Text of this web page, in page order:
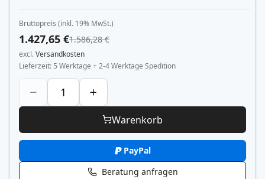
Bruttopreis (inkl. 19% MwSt.)
1.427,65 €1.586,28 €
excl.Versandkosten
Lieferzeit 5 Werktage + 2-4 Werktage Spedition
Warenkorb
PayPal
Beratung anfragen